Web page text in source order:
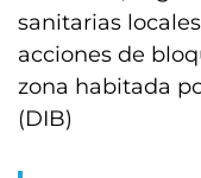
sanitarias
acciones de
zona habitada
(DIB)